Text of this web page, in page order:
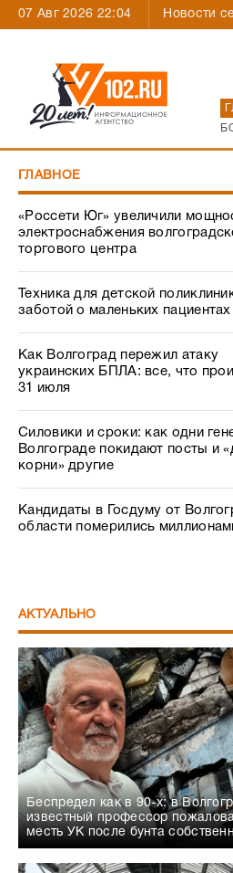
07 Авг 2026 22:04 Новости
ГЛАВНОЕ
«Россети Юг» увеличили
электроснабжения
торгового центра
Техника для детской
заботой о маленьких пациентах
Как Волгоград пережил атаку
украинских БПЛА: все, что
31 июля
Силовики и сроки: как одни
Волгограде покидают посты и
корни» другие
Кандидаты в Госдуму от
области померились
АКТУАЛЬНО
Беспредел как в 90-х: в
известный профессор
месть УК после бунта